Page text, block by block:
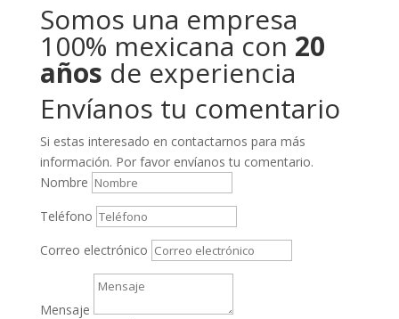
Somos una empresa
100% mexicana con 20
años de experiencia
Envíanos tu comentario
Si estas interesado en contactarnos para más
información. Por favor envíanos tu comentario.
Nombre
Teléfono
Correo electrónico
Mensaje